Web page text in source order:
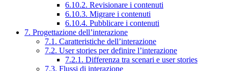
6.10.2. Revisionare i contenuti
6.10.3. Migrare i contenuti
6.10.4. Pubblicare i contenuti
7. Progettazione dell’interazione
7.1. Caratteristiche dell’interazione
7.2. User stories per definire l’interazione
7.2.1. Differenza tra scenari e user stories
7.3. Flussi di interazione